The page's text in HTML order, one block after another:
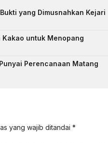
yang Dimusnahkan Kejari
Kakao untuk Menopang
Perencanaan Matang
yang wajib ditandai *